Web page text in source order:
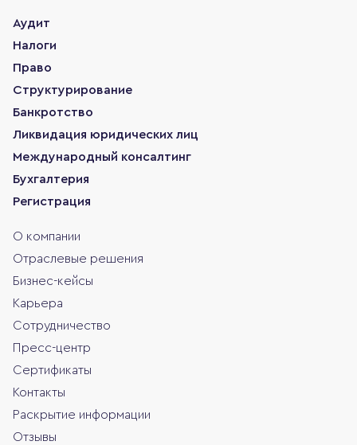
Аудит
Налоги
Право
Структурирование
Банкротство
Ликвидация юридических лиц
Международный консалтинг
Бухгалтерия
Регистрация
О компании
Отраслевые решения
Бизнес-кейсы
Карьера
Сотрудничество
Пресс-центр
Сертификаты
Контакты
Раскрытие информации
Отзывы